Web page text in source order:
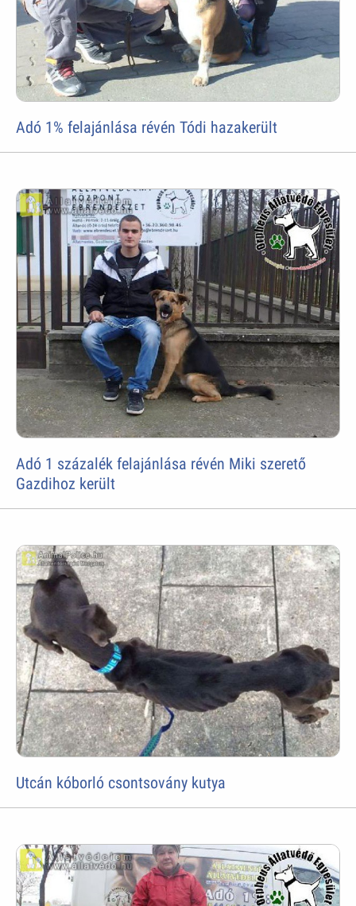
Adó 1% felajánlása révén Tódi hazakerült
Adó 1 százalék felajánlása révén Miki szerető
Gazdihoz került
Utcán kóborló csontsovány kutya